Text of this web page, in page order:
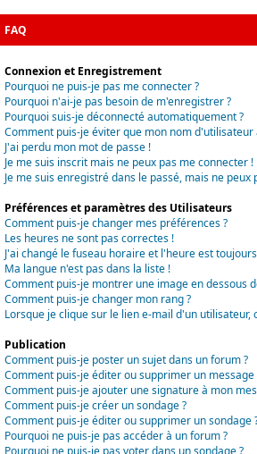
FAQ
Connexion et Enregistrement
Pourquoi ne puis-je pas me connecter ?
Pourquoi n'ai-je pas besoin de m'enregistrer ?
Pourquoi suis-je déconnecté automatiquement ?
Comment puis-je éviter que mon nom
J'ai perdu mon mot de passe !
Je me suis inscrit mais ne peux pas me connecter !
Je me suis enregistré dans le passé, mais ne peux
Préférences et paramètres des Utilisateurs
Comment puis-je changer mes préférences ?
Les heures ne sont pas correctes !
J'ai changé le fuseau horaire et l'heure est
Ma langue n'est pas dans la liste !
Comment puis-je montrer une image en dessous
Comment puis-je changer mon rang ?
Lorsque je clique sur le lien e-mail d'un
Publication
Comment puis-je poster un sujet dans un forum ?
Comment puis-je éditer ou supprimer un message
Comment puis-je ajouter une signature à mon
Comment puis-je créer un sondage ?
Comment puis-je éditer ou supprimer un sondage
Pourquoi ne puis-je pas accéder à un forum ?
Pourquoi ne puis-je pas voter dans un sondage ?